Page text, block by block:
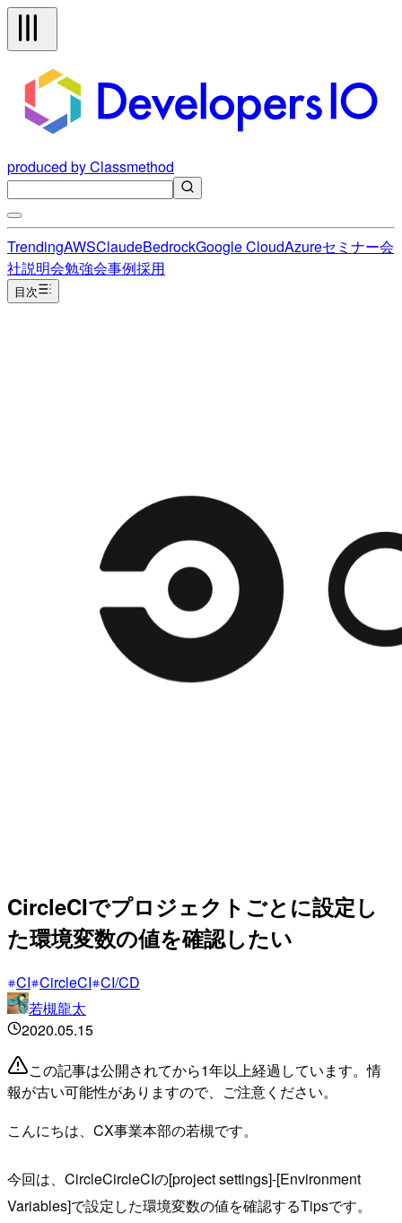
produced by Classmethod
TrendingAWSClaudeBedrockGoogle CloudAzureセミナー会
社説明会勉強会事例採用
目次
CircleCIでプロジェクトごとに設定し
た環境変数の値を確認したい
CI CircleCI CI/CD
若槻龍太
2020.05.15
この記事は公開されてから1年以上経過しています。情
報が古い可能性がありますので、ご注意ください。
こんにちは、CX事業本部の若槻です。
今回は、CircleCircleCIの[project settings]-[Environment
Variables]で設定した環境変数の値を確認するTipsです。